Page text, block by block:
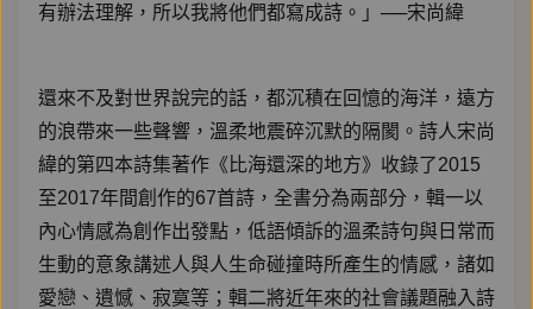
有辦法理解，所以我將他們都寫成詩。」──宋尚緯
還來不及對世界說完的話，都沉積在回憶的海洋，遠方
的浪帶來一些聲響，溫柔地震碎沉默的隔閡。詩人宋尚
緯的第四本詩集著作《比海還深的地方》收錄了2015
至2017年間創作的67首詩，全書分為兩部分，輯一以
內心情感為創作出發點，低語傾訴的溫柔詩句與日常而
生動的意象講述人與人生命碰撞時所產生的情感，諸如
愛戀、遺憾、寂寞等；輯二將近年來的社會議題融入詩